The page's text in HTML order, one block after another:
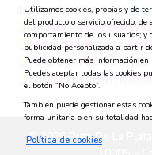
¡Enhorabuena a los
Jesús Talavera
María García con
Ana Barroso con
Daniel Román
© 2026 Ruta De La Plata
Utilizamos cookies, propias y de
del producto o servicio ofrecido;
comportamiento de los usuarios; y
publicidad personalizada a partir
Puede obtener más información
Puedes aceptar todas las cookies
el botón “No Acepto”.
También puede gestionar estas
forma unitaria o en su totalidad
Política de cookies